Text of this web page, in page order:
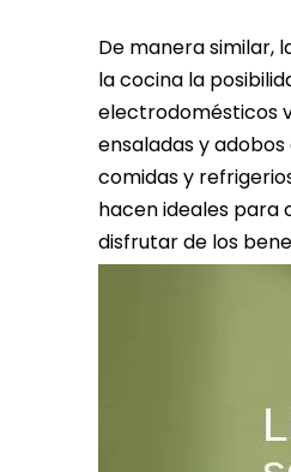
De manera similar,
la cocina la
electrodomésticos
ensaladas y
comidas y
hacen ideales para
disfrutar de los